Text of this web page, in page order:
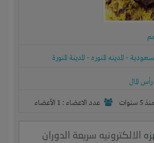
- المدينه المنوره - المدينة المنورة
رأس المال
منذ 5 سنوات عدد الاعضاء : 1 الأعضاء
الالكترونيه سريعة الدوران